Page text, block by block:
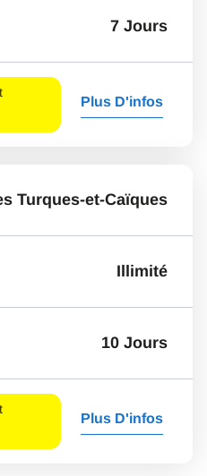
7 Jours
Plus D'infos
Turques-et-Caïques
Illimité
10 Jours
Plus D'infos